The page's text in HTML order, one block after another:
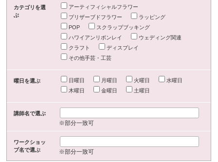
カテゴリを選
ぶ
アーティフィシャルフラワー
プリザーブドフラワー
ラッピング
POP
スクラップブッキング
ハワイアンリボンレイ
ウェディング関連
クラフト
ディスプレイ
その他手芸・工芸
曜日を選ぶ 日曜日 月曜日 火曜日
水曜日
木曜日
金曜日 土曜日
講師名で選ぶ
※部分一致可
ワークショッ
プ名で選ぶ
※部分一致可